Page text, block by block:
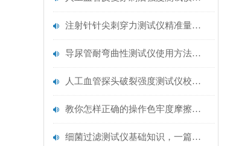
注射针针尖刺穿力测试仪精准量化针尖锋利度，构筑临床安全防线
导尿管耐弯曲性测试仪使用方法与操作规范
人工血管探头破裂强度测试仪校准规范：精准赋能医疗安全的技术基准
教你怎样正确的操作色牢度摩擦测试机
细菌过滤测试仪基础知识，一篇搞定